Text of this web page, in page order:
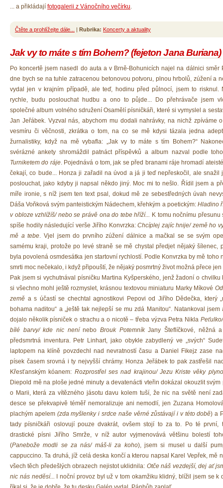
... a přikládají fotogalerii z Vánočního večírku.
Čtěte a prohlížejte dále... | Rubrika: Koncerty a aktuality
Jak vy to máte s tím Bohem? (fejeton Jana Buriana)
Po koncertě jsem nasedl do auta a v Brně-Bohunicích najel na dálnici směr
dne bych se na tuhle zatracenou betonovou potvoru, plnou hrbolů, zúžení a
vydal jen v krajním případě, ale teď, hodinu před půlnocí, jsem to risknul.
rychle, budu poslouchat hudbu a ono to půjde... Do přehrávače jsem
společné album volného sdružení Osamělí písničkáři, které si vymyslel a
Jan Jeřábek. Vyzval nás, abychom mu dodali nahrávky, na nichž zpíváme
vesmíru či věčnosti, zkrátka o tom, na co se mě kdysi tázala jedna
žurnalistiky, když na mě vybafla: „Jak vy to máte s tím Bohem?“
svérázné ankety shromáždil patnáct příspěvků a album nazval podle
Turniketem do ráje. Pojednává o tom, jak se před branami ráje hromadí
čekají, co bude... Honza ji zařadil na úvod a já ji teď nepřeskočil, ale snažil
poslouchat, jako kdyby ji napsal někdo jiný. Moc mi to nešlo. Řídil jsem a
míře ironie, s níž jsem ten text psal, dokud mě ze sebestředných úvah
Dáša Voňková svým panteistickým Nádechem, křehkým a poetickým: Hladino
v obloze vzhlížíš/ nebo se právě ona do tebe hříží... K tomu nočnímu přesunu
spíše hodily následující verše Jiřího Konvrzka: Chcíplej zajíc hnije/ země ho
mě a tebe. Vjel jsem do prvního zúžení dálnice a mačkal se se svým
samému kraji, protože po levé straně se mě chystal předjet nějaký šílenec,
byla povolená osmdesátka jen startovní rychlostí. Podle Konvrzka by mě toho
smrti moc nečekalo, i když připouští, že nějaký posmrtný život možná přece jen
Pak jsem si vychutnával písničku Martina Kyšperského, jenž žadoní o chvilku
si všechno mohl ještě rozmyslet, krásnou textovou miniaturu Marky Míkové
země a s účastí se chechtal agnostikovi Pepovi od Jiřího Dědečka, který
bohama naditou“ a „ještě tak nejlepší se mu zdá Manitou“. Natankoval jsem
dojalo několik písniček o strachu a o nicotě – třeba výzva Petra Nikla
bílé barvy/ kde nic neníneboBrouk PotemníkJany Šteflíčkové, něžná a
předsmrtná inventura. Petr Linhart, jako obykle zabydlený ve „svých“
laptopem na klíně povzdechl nad nevratností času a Daniel Fikejz zase
písek časem srovná i ty nejvyšší chrámy. Honza Jeřábek to pak zastřešil
Křesťanským kóanem: Rozprostřel ses nad krajinou/ Jezu Kriste věky
Diepold mě na ploše jedné minuty a devatenácti vteřin dokázal okouzlit svým
o Marii, která za vítězného jásotu davu kolem tuší, že nic na světě není
desce se překvapivě téměř nemoralizuje ani nemodlí, jen Zuzana
plachým apelem (zda myšlenky i srdce naše věrné zůstávají i v této době) a
tady písničkáři oslovují pouze dvakrát, ovšem stojí to za to. Po té první,
drastické písni Jiřího Smrže, v níž autor vyjmenovává většinu bolestí
(Panebože modli se za nás/ máš-li za koho), jsem si musel u další
cappuccino. Ta druhá, jíž celá deska končí a kterou napsal Karel Vepřek, mě
všech těch předešlých obrazech nejistot uklidnila: Otče náš vezdejší, dej ať
nic nás neděsí... I noční provoz byl už v tom okamžiku klidný, blížil jsem se k